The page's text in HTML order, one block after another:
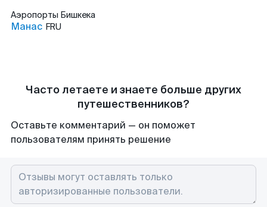
Аэропорты Бишкека
Манас FRU
Часто летаете и знаете больше других
путешественников?
Оставьте комментарий — он поможет
пользователям принять решение